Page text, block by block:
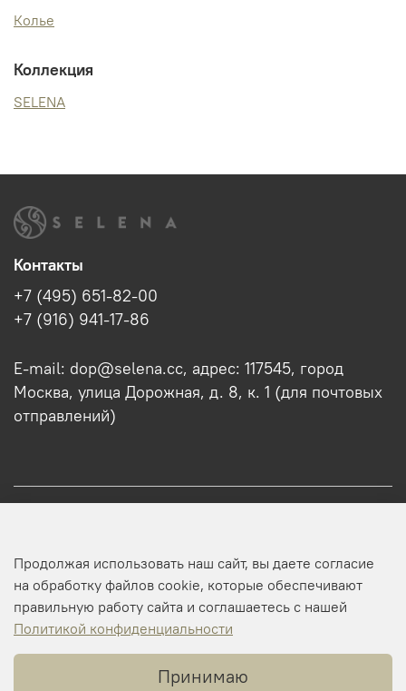
Колье
Коллекция
SELENA
Оптовикам
Профиль
Контакты
+7 (495) 651-82-00
+7 (916) 941-17-86
E-mail: dop@selena.cc, адрес: 117545, город
Москва, улица Дорожная, д. 8, к. 1 (для почтовых
отправлений)
Продолжая использовать наш сайт, вы даете согласие
на обработку файлов cookie, которые обеспечивают
правильную работу сайта и соглашаетесь с нашей
Политикой конфиденциальности
Принимаю